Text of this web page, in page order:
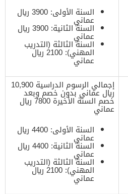
السنة الأولى: 3900 ريال
عماني
السنة الثانية: 3900 ريال
عماني
السنة الثالثة (التدريب
المهني): 2100 ريال
عماني
إجمالي الرسوم الدراسية 10,900
ريال عماني بدون خصم وبعد
خصم السنة الأخيرة 7800 ريال
عماني
السنة الأولى: 4400 ريال
عماني
السنة الثانية: 4400 ريال
عماني
السنة الثالثة (التدريب
المهني): 2100 ريال
عماني